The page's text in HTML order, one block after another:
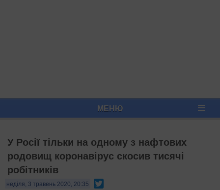
МЕНЮ
У Росії тільки на одному з нафтових
родовищ коронавірус скосив тисячі
робітників
неділя, 3 травень 2020, 20:35